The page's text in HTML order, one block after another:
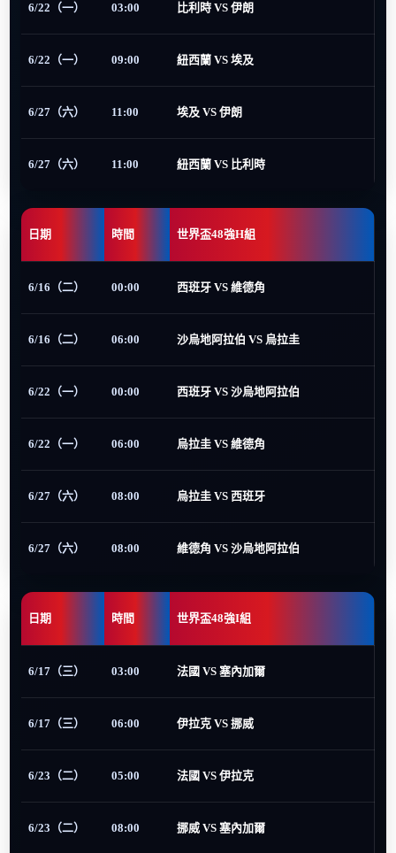
6/22（一） 03:00 比利時 VS 伊朗
6/22（一） 09:00 紐西蘭 VS 埃及
6/27（六） 11:00 埃及 VS 伊朗
6/27（六） 11:00 紐西蘭 VS 比利時
日期 時間 世界盃48強H組
6/16（二） 00:00 西班牙 VS 維德角
6/16（二） 06:00 沙烏地阿拉伯 VS 烏拉圭
6/22（一） 00:00 西班牙 VS 沙烏地阿拉伯
6/22（一） 06:00 烏拉圭 VS 維德角
6/27（六） 08:00 烏拉圭 VS 西班牙
6/27（六） 08:00 維德角 VS 沙烏地阿拉伯
日期 時間 世界盃48強I組
6/17（三） 03:00 法國 VS 塞內加爾
6/17（三） 06:00 伊拉克 VS 挪威
6/23（二） 05:00 法國 VS 伊拉克
6/23（二） 08:00 挪威 VS 塞內加爾